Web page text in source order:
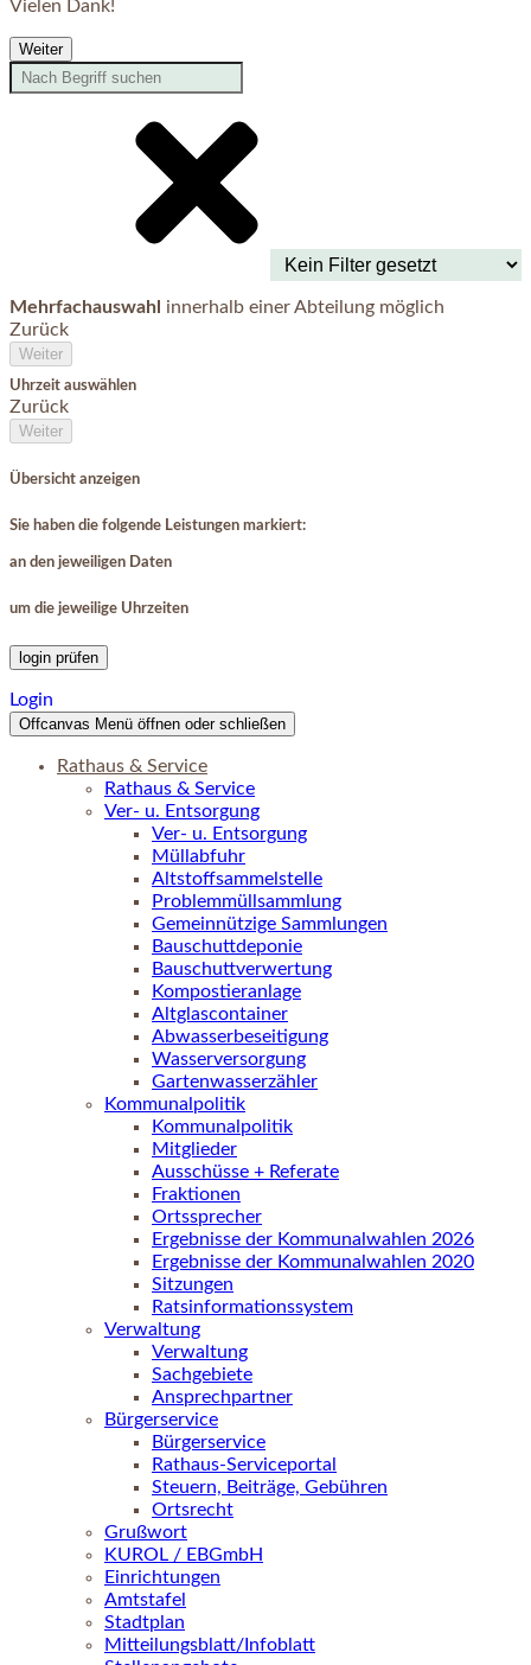
Vielen Dank!
Weiter
Mehrfachauswahl innerhalb einer Abteilung möglich
Zurück
Weiter
Uhrzeit auswählen
Zurück
Weiter
Übersicht anzeigen
Sie haben die folgende Leistungen markiert:
an den jeweiligen Daten
um die jeweilige Uhrzeiten
login prüfen
Login
Offcanvas Menü öffnen oder schließen
Rathaus & Service
Rathaus & Service
Ver- u. Entsorgung
Ver- u. Entsorgung
Müllabfuhr
Altstoffsammelstelle
Problemmüllsammlung
Gemeinnützige Sammlungen
Bauschuttdeponie
Bauschuttverwertung
Kompostieranlage
Altglascontainer
Abwasserbeseitigung
Wasserversorgung
Gartenwasserzähler
Kommunalpolitik
Kommunalpolitik
Mitglieder
Ausschüsse + Referate
Fraktionen
Ortssprecher
Ergebnisse der Kommunalwahlen 2026
Ergebnisse der Kommunalwahlen 2020
Sitzungen
Ratsinformationssystem
Verwaltung
Verwaltung
Sachgebiete
Ansprechpartner
Bürgerservice
Bürgerservice
Rathaus-Serviceportal
Steuern, Beiträge, Gebühren
Ortsrecht
Grußwort
KUROL / EBGmbH
Einrichtungen
Amtstafel
Stadtplan
Mitteilungsblatt/Infoblatt